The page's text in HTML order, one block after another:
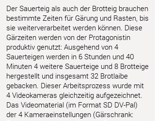
Der Sauerteig als auch der Brotteig brauchen
bestimmte Zeiten für Gärung und Rasten, bis
sie weiterverarbeitet werden können. Diese
Gärzeiten werden von der Protagonistin
produktiv genutzt: Ausgehend von 4
Sauerteigen werden in 6 Stunden und 40
Minuten 4 weitere Sauerteige und 8 Brotteige
hergestellt und insgesamt 32 Brotlaibe
gebacken. Dieser Arbeitsprozess wurde mit
4 Videokameras gleichzeitig aufgezeichnet.
Das Videomaterial (im Format SD DV-Pal)
der 4 Kameraeinstellungen (Gärschrank: